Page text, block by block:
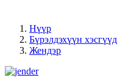
Нүүр
Бүрэлдэхүүн хэсгүүд
Жендэр